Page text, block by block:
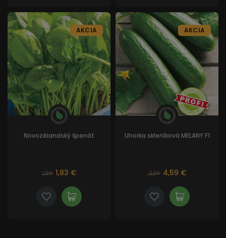
Novozélandský špenát
1,99 1,83 €
AKCIA
Uhorka skleníková MELANY F1
4,99 4,59 €
AKCIA